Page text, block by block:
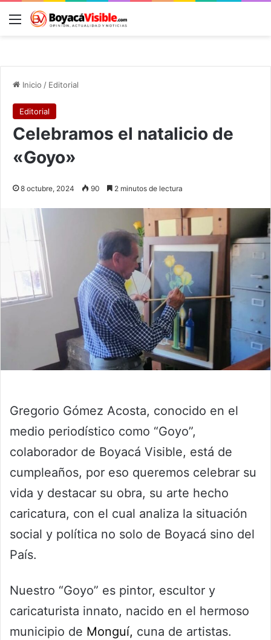
Menú
Inicio / Editorial
Editorial
Celebramos el natalicio de
«Goyo»
8 octubre, 2024 90 2 minutos de lectura
Gregorio Gómez Acosta, conocido en el
medio periodístico como “Goyo”,
colaborador de Boyacá Visible, está de
cumpleaños, por eso queremos celebrar su
vida y destacar su obra, su arte hecho
caricatura, con el cual analiza la situación
social y política no solo de Boyacá sino del
País.
Nuestro “Goyo” es pintor, escultor y
caricaturista innato, nacido en el hermoso
municipio de Monguí, cuna de artistas.